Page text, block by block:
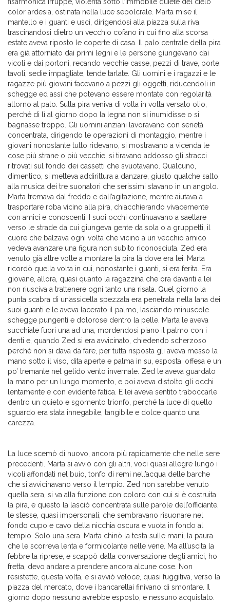
color ardesia, ostinata nella luce sepolcrale. Marta mise il
mantello e i guanti e uscì, dirigendosi alla piazza sulla riva,
trascinandosi dietro un vecchio cofano in cui fino alla scorsa
estate aveva riposto le coperte di casa. Il palo centrale della pira
era già attorniato dai primi legni e le persone giungevano dai
vicoli e dai portoni, recando vecchie casse, pezzi di trave, porte,
tavoli, sedie impagliate, tende tarlate. Gli uomini e i ragazzi e le
ragazze più giovani facevano a pezzi gli oggetti, riducendoli in
schegge ed assi che potevano essere montate con regolarità
attorno al palo. Sulla pira veniva di volta in volta versato olio,
perché di lì al giorno dopo la legna non si inumidisse o si
bagnasse troppo. Gli uomini anziani lavoravano con serietà
concentrata, dirigendo le operazioni di montaggio, mentre i
giovani nonostante tutto ridevano, si mostravano a vicenda le
cose più strane o più vecchie, si tiravano addosso gli stracci
ritrovati sul fondo dei cassetti che svuotavano. Qualcuno,
dimentico, si metteva addirittura a danzare, giusto qualche salto,
alla musica dei tre suonatori che serissimi stavano in un angolo.
Marta tremava dal freddo e dall’agitazione, mentre aiutava a
trasportare roba vicino alla pira, chiacchierando vivacemente
con amici e conoscenti. I suoi occhi continuavano a saettare
verso le strade da cui giungeva gente da sola o a gruppetti, il
cuore che balzava ogni volta che vicino a un vecchio amico
vedeva avanzare una figura non subito riconosciuta. Zed era
venuto già altre volte a montare la pira là dove era lei. Marta
ricordò quella volta in cui, nonostante i guanti, si era ferita. Era
giovane, allora, quasi quanto la ragazzina che ora davanti a lei
non riusciva a trattenere ogni tanto una risata. Quel giorno la
punta scabra di un’assicella spezzata era penetrata nella lana dei
suoi guanti e le aveva lacerato il palmo, lasciando minuscole
schegge pungenti e dolorose dentro la pelle. Marta le aveva
succhiate fuori una ad una, mordendosi piano il palmo con i
denti e, quando Zed si era avvicinato, chiedendo scherzoso
perché non si dava da fare, per tutta risposta gli aveva messo la
mano sotto il viso, dita aperte e palma in su, esposta, offesa e un
po’ tremante nel gelido vento invernale. Zed le aveva guardato
la mano per un lungo momento, e poi aveva distolto gli occhi
lentamente e con evidente fatica. E lei aveva sentito traboccarle
dentro un quieto e sgomento trionfo, perché la luce di quello
sguardo era stata innegabile, tangibile e dolce quanto una
carezza.
La luce scemò di nuovo, ancora più rapidamente che nelle sere
precedenti. Marta si avviò con gli altri, voci quasi allegre lungo i
vicoli affondati nel buio, tonfo di remi nell’acqua delle barche
che si avvicinavano verso il tempio. Zed non sarebbe venuto
quella sera, si va alla funzione con coloro con cui si è costruita
la pira, e questo la lasciò concentrata sulle parole dell’officiante,
le stesse, quasi impersonali, che sembravano risuonare nel
fondo cupo e cavo della nicchia oscura e vuota in fondo al
tempio. Solo una sera. Marta chinò la testa sulle mani, la paura
che le scorreva lenta e formicolante nelle vene. Ma all’uscita la
febbre la riprese, e scappò dalla conversazione degli amici, ho
fretta, devo andare a prendere ancora alcune cose. Non
resistette, questa volta, e si avviò veloce, quasi fuggitiva, verso la
piazza del mercato, dove i bancarellai finivano di smontare. Il
giorno dopo nessuno avrebbe esposto, e nessuno acquistato.